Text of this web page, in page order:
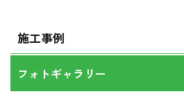
施工事例
フォトギャラリー